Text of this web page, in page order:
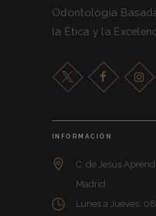
Odontología
la Ética y la
INFORMACIÓN
C. de Jesús
Madrid
Lunes a Jueves: